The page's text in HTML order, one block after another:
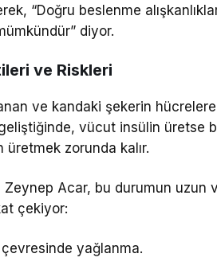
“Doğru beslenme
diyor.
ve Riskleri
ve kandaki şekerin hücrelere
vücut insülin üretse
zorunda kalır.
Acar, bu durumun uzun
çekiyor:
çevresinde yağlanma.